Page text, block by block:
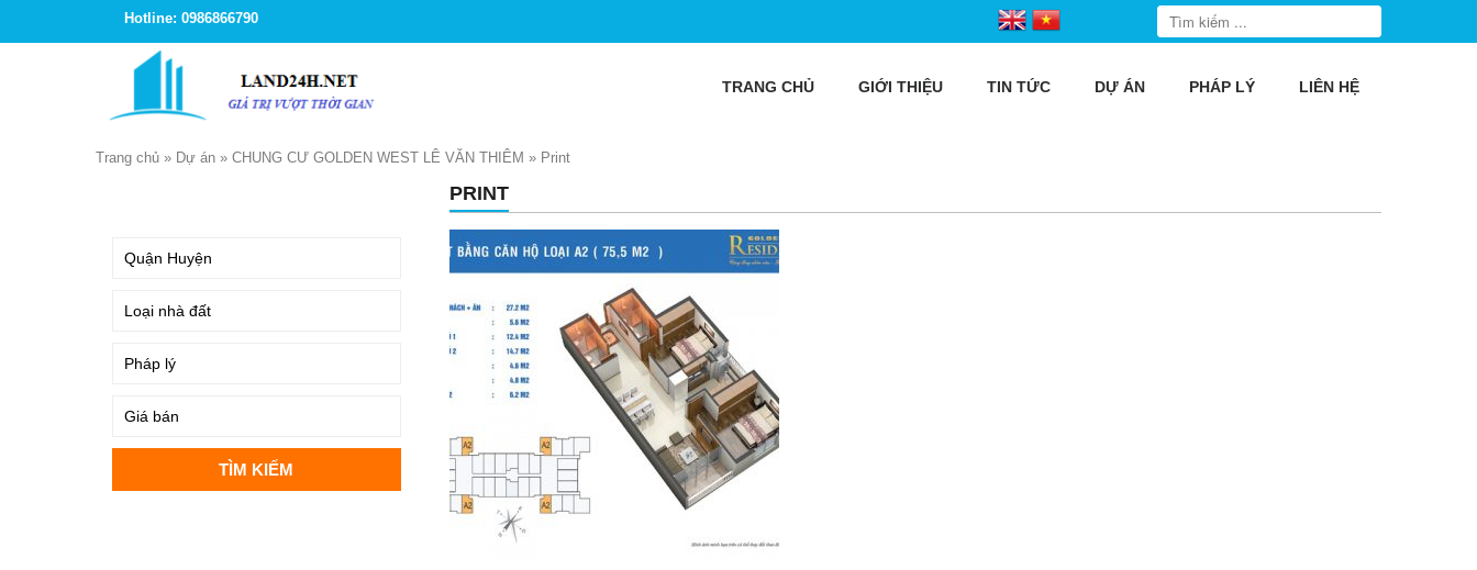
Hotline: 0986866790
TRANG CHỦ GIỚI THIỆU TIN TỨC DỰ ÁN PHÁP LÝ LIÊN HỆ
Trang chủ » Dự án » CHUNG CƯ GOLDEN WEST LÊ VĂN THIÊM » Print
PRINT